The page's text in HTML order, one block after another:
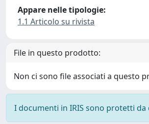
Appare nelle tipologie:
1.1 Articolo su rivista
File in questo prodotto:
Non ci sono file associati a questo
I documenti in IRIS sono protetti